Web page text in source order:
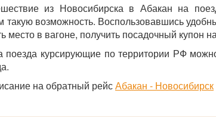
из Новосибирска в Абакан на
такую возможность. Воспользовавшись
место в вагоне, получить посадочный купон
поезда курсирующие по территории РФ
на обратный рейсАбакан - Новосибирск